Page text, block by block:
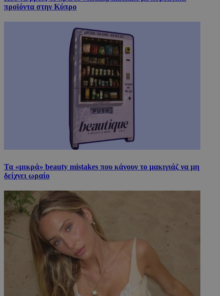
προϊόντα στην Κύπρο
Τα «μικρά» beauty mistakes που κάνουν το μακιγιάζ να μη
δείχνει ωραίο